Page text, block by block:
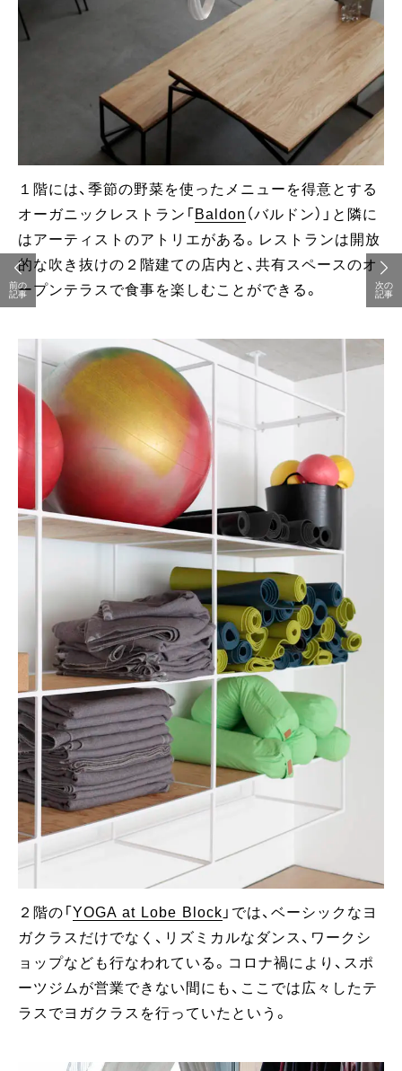
１階には、季節の野菜を使ったメニューを得意とする
オーガニックレストラン「 Baldon （バルドン）」と隣に
はアーティストのアトリエがある。レストランは開放
的な吹き抜けの２階建ての店内と、共有スペースのオ
ープンテラスで食事を楽しむことができる。
２階の「 YOGA at Lobe Block 」では、ベーシックなヨ
ガクラスだけでなく、リズミカルなダンス、ワークシ
ョップなども行なわれている。コロナ禍により、スポ
ーツジムが営業できない間にも、ここでは広々したテ
ラスでヨガクラスを行っていたという。
前の
記事
次の
記事